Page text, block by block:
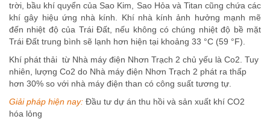
trời, bầu khí quyển của Sao Kim, Sao Hỏa và Titan cũng chứa các
khí gây hiệu ứng nhà kính. Khí nhà kính ảnh hưởng mạnh mẽ
đến nhiệt độ của Trái Đất, nếu không có chúng nhiệt độ bề mặt
Trái Đất trung bình sẽ lạnh hơn hiện tại khoảng 33 °C (59 °F).
Khí phát thải từ Nhà máy điện Nhơn Trạch 2 chủ yếu là Co2. Tuy
nhiên, lượng Co2 do Nhà máy điện Nhơn Trạch 2 phát ra thấp
hơn 30% so với nhà máy điện than có công suất tương tự.
Giải pháp hiện nay: Đầu tư dự án thu hồi và sản xuất khí CO2
hóa lỏng